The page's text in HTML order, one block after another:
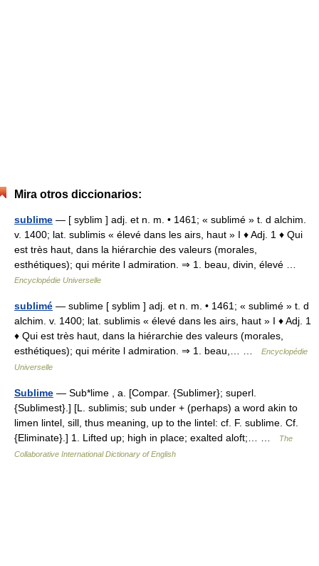
Mira otros diccionarios:
sublime — [ syblim ] adj. et n. m. • 1461; « sublimé » t. d alchim.
v. 1400; lat. sublimis « élevé dans les airs, haut » I ♦ Adj. 1 ♦ Qui
est très haut, dans la hiérarchie des valeurs (morales,
esthétiques); qui mérite l admiration. ⇒ 1. beau, divin, élevé …
Encyclopédie Universelle
sublimé — sublime [ syblim ] adj. et n. m. • 1461; « sublimé » t. d
alchim. v. 1400; lat. sublimis « élevé dans les airs, haut » I ♦ Adj. 1
♦ Qui est très haut, dans la hiérarchie des valeurs (morales,
esthétiques); qui mérite l admiration. ⇒ 1. beau,… …
Encyclopédie
Universelle
Sublime — Sub*lime , a. [Compar. {Sublimer}; superl.
{Sublimest}.] [L. sublimis; sub under + (perhaps) a word akin to
limen lintel, sill, thus meaning, up to the lintel: cf. F. sublime. Cf.
{Eliminate}.] 1. Lifted up; high in place; exalted aloft;… …
The
Collaborative International Dictionary of English